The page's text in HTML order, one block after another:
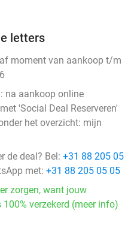
letters
moment van aankoop t/m
na aankoop online
'Social Deal Reserveren'
het overzicht: mijn
de deal? Bel: +31 88 205 05
met: +31 88 205 05 05
zorgen, want jouw
verzekerd (meer info)